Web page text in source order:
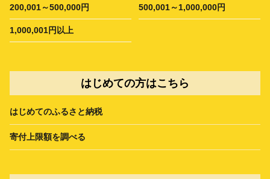
200,001～500,000円 500,001～1,000,000円
1,000,001円以上
はじめての方はこちら
はじめてのふるさと納税
寄付上限額を調べる